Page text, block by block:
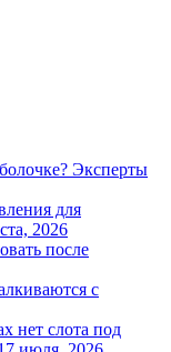
Эксперты
для
2026
после
с
нет слота под